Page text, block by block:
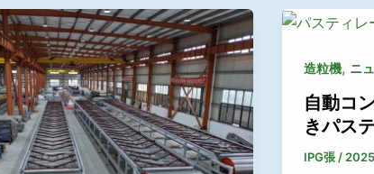
造粒機, ニ
自動コ
きパス
IPG張 /